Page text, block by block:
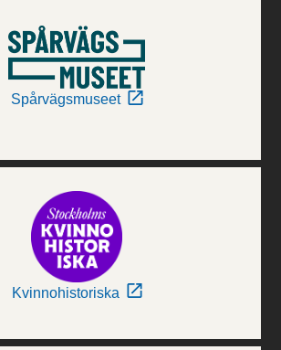
Spårvägsmuseet
Kvinnohistoriska